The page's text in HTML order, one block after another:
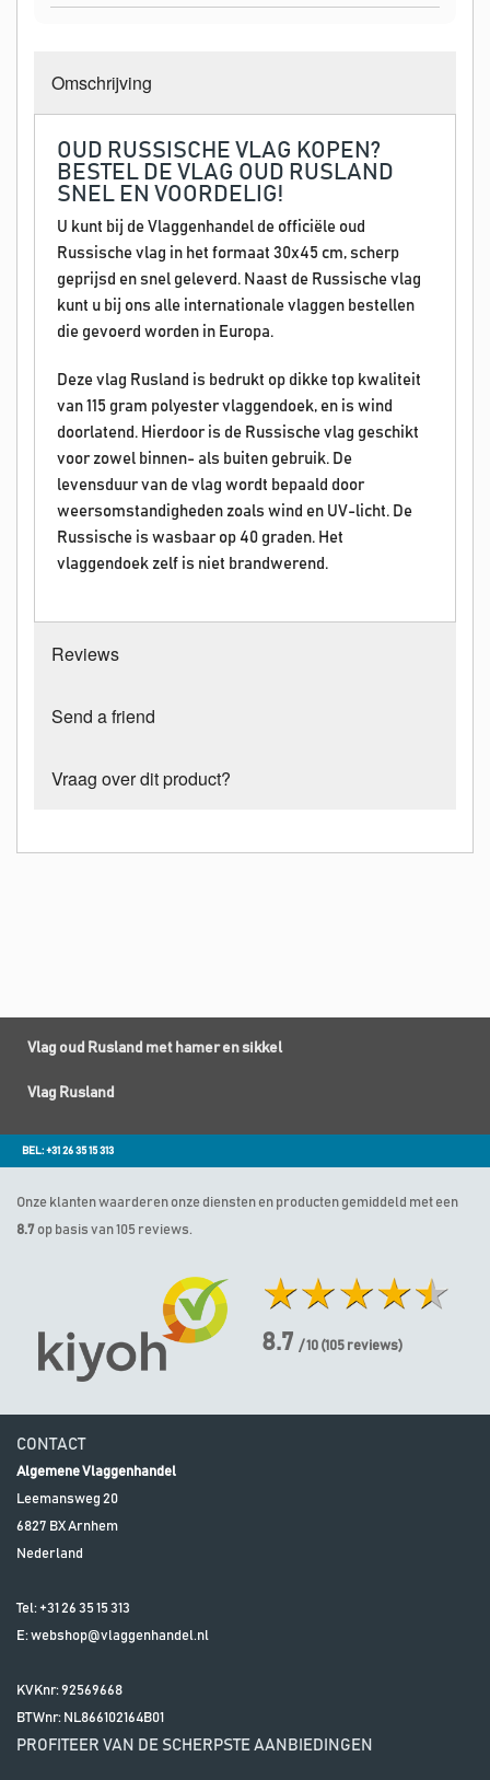
Omschrijving
OUD RUSSISCHE VLAG KOPEN?
BESTEL DE VLAG OUD RUSLAND
SNEL EN VOORDELIG!
U kunt bij de Vlaggenhandel de officiële oud
Russische vlag in het formaat 30x45 cm, scherp
geprijsd en snel geleverd. Naast de Russische vlag
kunt u bij ons alle internationale vlaggen bestellen
die gevoerd worden in Europa.
Deze vlag Rusland is bedrukt op dikke top kwaliteit
van 115 gram polyester vlaggendoek, en is wind
doorlatend. Hierdoor is de Russische vlag geschikt
voor zowel binnen- als buiten gebruik. De
levensduur van de vlag wordt bepaald door
weersomstandigheden zoals wind en UV-licht. De
Russische is wasbaar op 40 graden. Het
vlaggendoek zelf is niet brandwerend.
Reviews
Send a friend
Vraag over dit product?
Vlag oud Rusland met hamer en sikkel
Vlag Rusland
BEL: +31 26 35 15 313
Onze klanten waarderen onze diensten en producten gemiddeld met een
8.7 op basis van 105 reviews.
8.7 / 10 (105 reviews)
CONTACT
Algemene Vlaggenhandel
Leemansweg 20
6827 BXArnhem
Nederland
Tel: +31 26 35 15 313
E:webshop@vlaggenhandel.nl
KVKnr: 92569668
BTWnr: NL866102164B01
PROFITEER VAN DE SCHERPSTE AANBIEDINGEN